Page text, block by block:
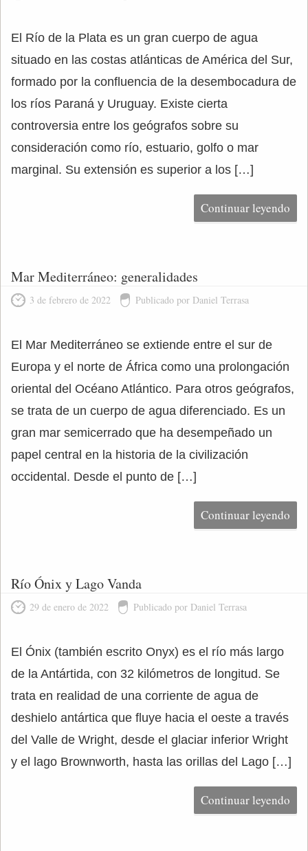
El Río de la Plata es un gran cuerpo de agua
situado en las costas atlánticas de América del Sur,
formado por la confluencia de la desembocadura de
los ríos Paraná y Uruguay. Existe cierta
controversia entre los geógrafos sobre su
consideración como río, estuario, golfo o mar
marginal. Su extensión es superior a los […]
Continuar leyendo
Mar Mediterráneo: generalidades
3 de febrero de 2022 Publicado por Daniel Terrasa
El Mar Mediterráneo se extiende entre el sur de
Europa y el norte de África como una prolongación
oriental del Océano Atlántico. Para otros geógrafos,
se trata de un cuerpo de agua diferenciado. Es un
gran mar semicerrado que ha desempeñado un
papel central en la historia de la civilización
occidental. Desde el punto de […]
Continuar leyendo
Río Ónix y Lago Vanda
29 de enero de 2022 Publicado por Daniel Terrasa
El Ónix (también escrito Onyx) es el río más largo
de la Antártida, con 32 kilómetros de longitud. Se
trata en realidad de una corriente de agua de
deshielo antártica que fluye hacia el oeste a través
del Valle de Wright, desde el glaciar inferior Wright
y el lago Brownworth, hasta las orillas del Lago […]
Continuar leyendo